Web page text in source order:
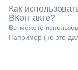
Как
ВКонтакте?
Вы можете
Например (но это